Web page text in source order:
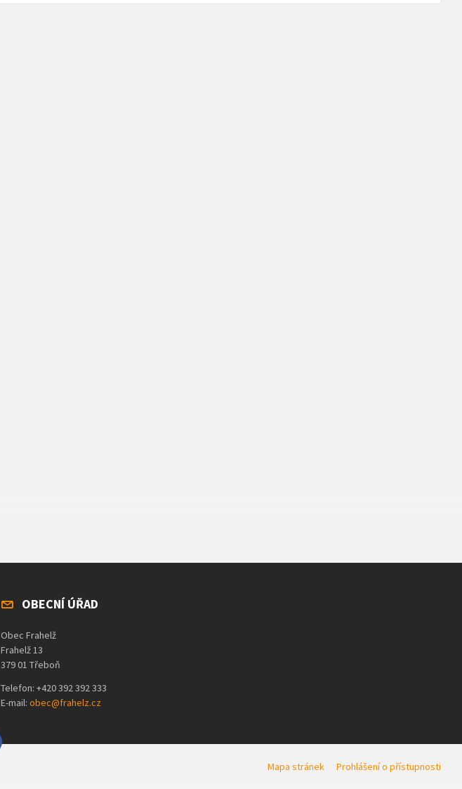
OBECNÍ ÚŘAD
Obec Frahelž
Frahelž 13
379 01 Třeboň
Telefon: +420 392 392 333
E-mail: obec@frahelz.cz
Mapa stránek Prohlášení o přístupnosti